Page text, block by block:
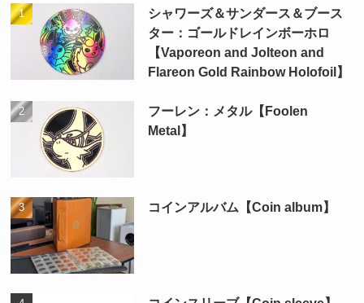
シャワーズ＆サンダース＆ブース
ター：ゴールドレインボーホロ
【Vaporeon and Jolteon and
Flareon Gold Rainbow Holofoil】
フーレン：メタル【Foolen
Metal】
コインアルバム【Coin album】